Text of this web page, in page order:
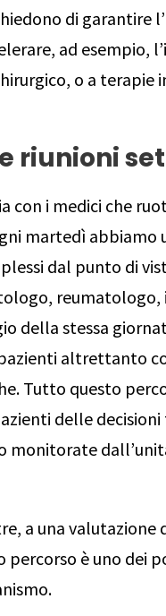
di garantire
ad esempio,
o a
riunioni
con i medici che
martedì abbiamo
dal punto di
della stessa
altrettanto
Tutto questo
delle
monitorate
a una valutazione
è uno dei